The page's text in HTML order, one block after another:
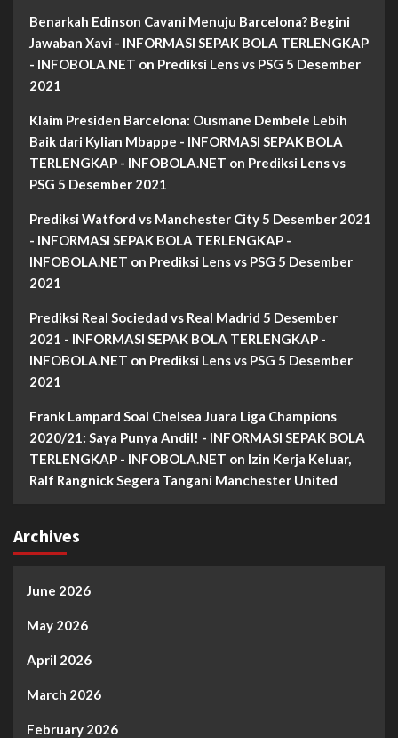
Benarkah Edinson Cavani Menuju Barcelona? Begini
Jawaban Xavi - INFORMASI SEPAK BOLA TERLENGKAP
- INFOBOLA.NET on Prediksi Lens vs PSG 5 Desember
2021
Klaim Presiden Barcelona: Ousmane Dembele Lebih
Baik dari Kylian Mbappe - INFORMASI SEPAK BOLA
TERLENGKAP - INFOBOLA.NET on Prediksi Lens vs
PSG 5 Desember 2021
Prediksi Watford vs Manchester City 5 Desember 2021
- INFORMASI SEPAK BOLA TERLENGKAP -
INFOBOLA.NET on Prediksi Lens vs PSG 5 Desember
2021
Prediksi Real Sociedad vs Real Madrid 5 Desember
2021 - INFORMASI SEPAK BOLA TERLENGKAP -
INFOBOLA.NET on Prediksi Lens vs PSG 5 Desember
2021
Frank Lampard Soal Chelsea Juara Liga Champions
2020/21: Saya Punya Andil! - INFORMASI SEPAK BOLA
TERLENGKAP - INFOBOLA.NET on Izin Kerja Keluar,
Ralf Rangnick Segera Tangani Manchester United
Archives
June 2026
May 2026
April 2026
March 2026
February 2026